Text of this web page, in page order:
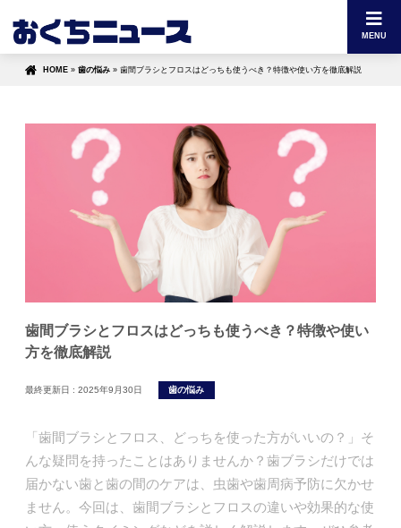
MENU
HOME » 歯の悩み » 歯間ブラシとフロスはどっちも使うべき？特徴や使い方を徹底解説
歯間ブラシとフロスはどっちも使うべき？特徴や使い
方を徹底解説
最終更新日 : 2025年9月30日 歯の悩み
「歯間ブラシとフロス、どっちを使った方がいいの？」そ
んな疑問を持ったことはありませんか？歯ブラシだけでは
届かない歯と歯の間のケアは、虫歯や歯周病予防に欠かせ
ません。今回は、歯間ブラシとフロスの違いや効果的な使